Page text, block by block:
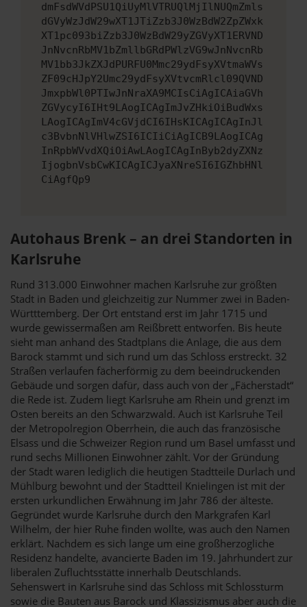
dmFsdWVdPSU1QiUyMlVTRUQlMjIlNUQmZmls
dGVyWzJdW29wXT1JTiZzb3J0WzBdW2ZpZWxk
XT1pc093biZzb3J0WzBdW29yZGVyXT1ERVND
JnNvcnRbMV1bZmllbGRdPWlzVG9wJnNvcnRb
MV1bb3JkZXJdPURFU0Mmc29ydFsyXVtmaWVs
ZF09cHJpY2Umc29ydFsyXVtvcmRlcl09QVND
JmxpbWl0PTIwJnNraXA9MCIsCiAgICAiaGVh
ZGVycyI6IHt9LAogICAgImJvZHkiOiBudWxs
LAogICAgImV4cGVjdCI6IHsKICAgICAgInJl
c3BvbnNlVHlwZSI6ICIiCiAgICB9LAogICAg
InRpbWVvdXQiOiAwLAogICAgInByb2dyZXNz
IjogbnVsbCwKICAgICJyaXNreSI6IGZhbHNl
CiAgfQp9
Autohaus Brenk – an drei Standorten in
Karlsruhe
Rund 313.000 Einwohner machen Karlsruhe zur größten
Stadt in Baden und gleichzeitig zur Nummer zwei in Baden-
Württtemberg. Der Ort entstand erst im Jahr 1715 und
wurde gewissermaßen am Reißbrett entworfen. Bis heute
sieht man anhand des Stadtplans die Anlage, die aus dem
Barock stammt und sich rund um das Schloss erstreckt. 32
Straßen verlaufen fächerförmig zu dem beeindruckenden
Gebäude und sorgen dafür, dass auch von der „Fächerstadt“
die Rede ist. Zudem liegt Karlsruhe am Rhein und grenzt im
Osten bereits an den Schwarzwald. Auch ist Karlsruhe Teil
der Metropolregion Oberrhein, die auch das französische
Elsass und die Schweizer Region rund um Basel umfasst und
rund sechs Millionen Einwohner zählt. Vor der Gründung
der Stadt waren lediglich die heutigen Stadtteile Durlach und
Mühlburg bewohnt und der Stadtteil Knielingen ist mit der
ersten urkundlichen Erwähnung im Jahr 786 der älteste.
Gegründet wurde Karlsruhe durch den Markgrafen Karl
Wilhelm, der hier Ruhe finden wollte, was auch den Namen
erklärt. Nachdem es sich lange um eine großherzogliche
Residenz handelte, avancierte Baden im 19. Jahrhundert zur
liberalen Zufluchtsstätte innerhalb Deutschlands.
Sehenswert in Karlsruhe sind das Schloss mit Schlossturm
sowie die Bauten aus Barock und Klassizismus aber auch die